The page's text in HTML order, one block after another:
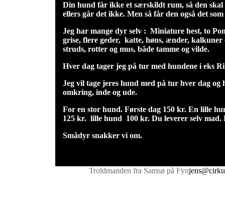
Din hund får ikke et særskildt rum, så den skal
ellers går det ikke. Men så får den også det
Jeg har mange dyr selv : Miniature hest, to
grise, flere geder, katte, høns, ænder,
struds, rotter og mus, både tamme og vilde.
Hver dag tager jeg på tur med hundene i eks
Jeg vil tage jeres hund med på tur hver dag og
omkring, inde og ude.
For en stor hund. Første dag 150 kr. En lille
125 kr. lille hund 100 kr. Du leverer selv
Smådyr snakker vi om.
Troldmanden fra Samsø på Fyn